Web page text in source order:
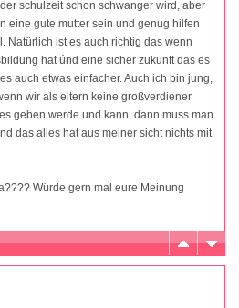
schulzeit schon schwanger wird, aber
eine gute mutter sein und genug hilfen
Natürlich ist es auch richtig das wenn
hat únd eine sicher zukunft das es
auch etwas einfacher. Auch ich bin jung,
wir als eltern keine großverdiener
geben werde und kann, dann muss man
das alles hat aus meiner sicht nichts mit
Würde gern mal eure Meinung